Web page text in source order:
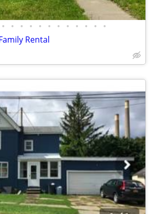
• • • • • • • • • • • •
Rental